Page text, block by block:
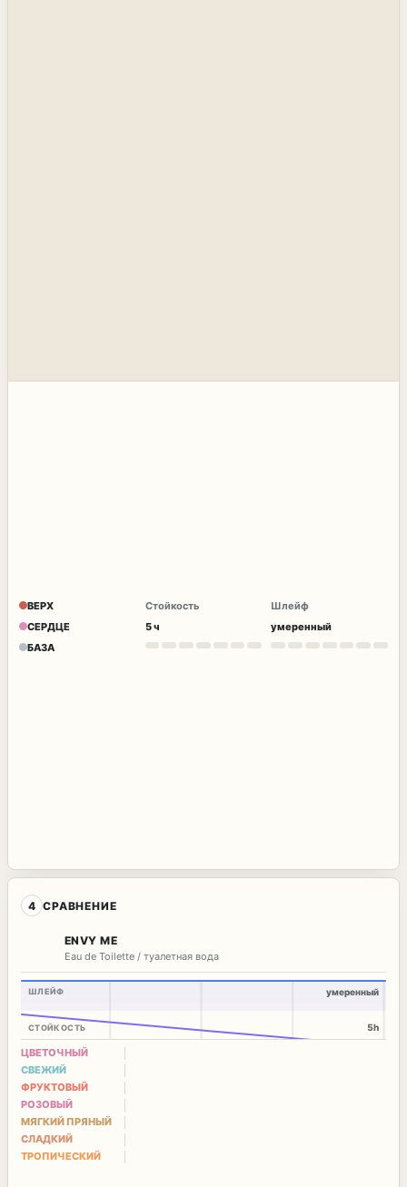
ВЕРХ
СЕРДЦЕ
БАЗА
Стойкость
5 ч
Шлейф
умеренный
4 СРАВНЕНИЕ
ENVY ME
Eau de Toilette / туалетная вода
ШЛЕЙФ
СТОЙКОСТЬ
умеренный
5h
ЦВЕТОЧНЫЙ
СВЕЖИЙ
ФРУКТОВЫЙ
РОЗОВЫЙ
МЯГКИЙ ПРЯНЫЙ
СЛАДКИЙ
ТРОПИЧЕСКИЙ